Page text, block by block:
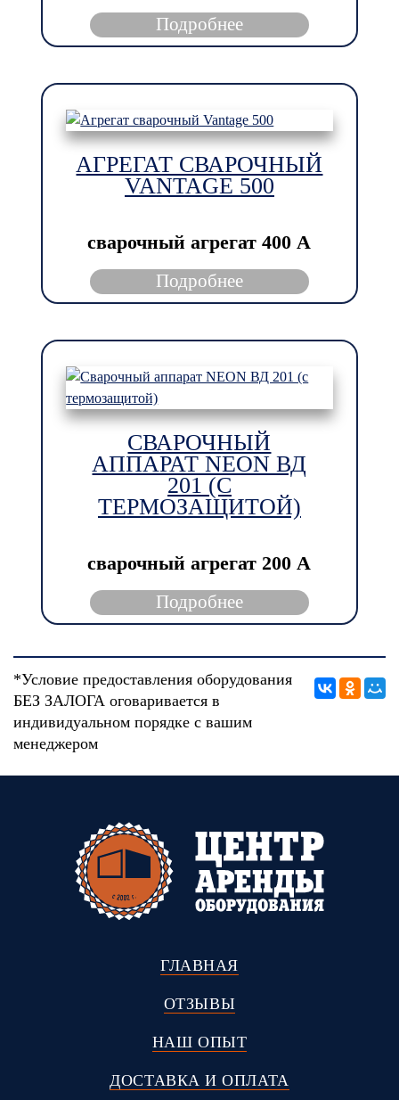
Подробнее
АГРЕГАТ СВАРОЧНЫЙ
VANTAGE 500
сварочный агрегат 400 А
Подробнее
СВАРОЧНЫЙ
АППАРАТ NEON ВД
201 (С
ТЕРМОЗАЩИТОЙ)
сварочный агрегат 200 А
Подробнее
*Условие предоставления оборудования
БЕЗ ЗАЛОГА оговаривается в
индивидуальном порядке с вашим
менеджером
ГЛАВНАЯ
ОТЗЫВЫ
НАШ ОПЫТ
ДОСТАВКА И ОПЛАТА